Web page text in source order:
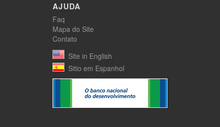
AJUDA
Faq
Mapa do Site
Contato
Site in English
Sitio em Espanhol